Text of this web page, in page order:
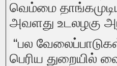
வெம்மை
அவளது உடலழகு
“பல
பெரிய துறையில்